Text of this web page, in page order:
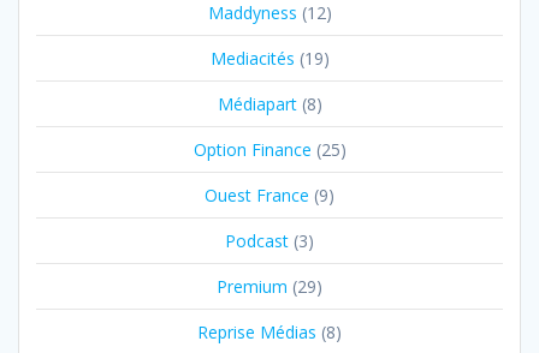
Maddyness (12)
Mediacités (19)
Médiapart(8)
Option Finance (25)
Ouest France (9)
Podcast (3)
Premium (29)
Reprise Médias (8)